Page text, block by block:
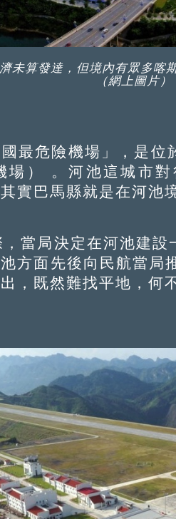
未算發達，但境內有眾多喀
（網上圖片）
危險機場」，是位
場） 。河池這城市
實巴馬縣就是在河池
局決定在河池建設
方面先後向民航當局
，既然難找平地，何